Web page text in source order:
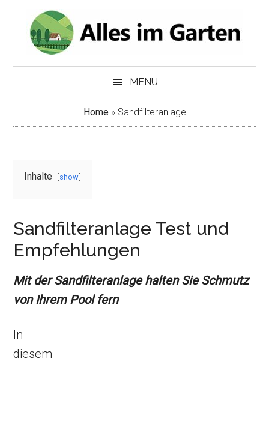
content
secondary
menu
MENU
Home» Sandfilteranlage
Inhalte show
Sandfilteranlage Test und
Empfehlungen
Mit der Sandfilteranlage halten Sie Schmutz
von Ihrem Pool fern
In
diesem